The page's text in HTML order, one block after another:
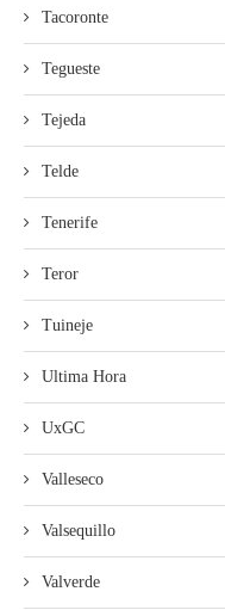
Tacoronte
Tegueste
Tejeda
Telde
Tenerife
Teror
Tuineje
Ultima Hora
UxGC
Valleseco
Valsequillo
Valverde